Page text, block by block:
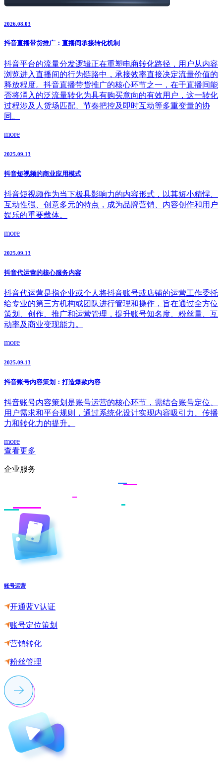
2026.08.03
抖音直播带货推广：直播间承接转化机制
抖音平台的流量分发逻辑正在重塑电商转化路径，用户从内容
浏览进入直播间的行为链路中，承接效率直接决定流量价值的
释放程度。抖音直播带货推广的核心环节之一，在于直播间能
否将涌入的泛流量转化为具有购买意向的有效用户，这一转化
过程涉及人货场匹配、节奏把控及即时互动等多重变量的协
同。
more
2025.09.13
抖音短视频的商业应用模式
抖音短视频作为当下极具影响力的内容形式，以其短小精悍、
互动性强、创意多元的特点，成为品牌营销、内容创作和用户
娱乐的重要载体。
more
2025.09.13
抖音代运营的核心服务内容
抖音代运营是指企业或个人将抖音账号或店铺的运营工作委托
给专业的第三方机构或团队进行管理和操作，旨在通过全方位
策划、创作、推广和运营管理，提升账号知名度、粉丝量、互
动率及商业变现能力。
more
2025.09.13
抖音账号内容策划：打造爆款内容
抖音账号内容策划是账号运营的核心环节，需结合账号定位、
用户需求和平台规则，通过系统化设计实现内容吸引力、传播
力和转化力的提升。
more
查看更多
企业服务
账号运营
开通蓝V认证
账号定位策划
营销转化
粉丝管理